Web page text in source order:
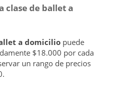
clase de ballet a
a domicilio puede
$18.000 por cada
un rango de precios